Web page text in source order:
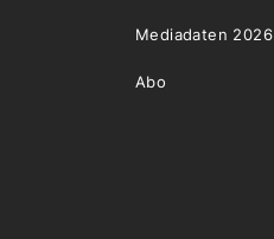
Mediadaten 2026
Abo